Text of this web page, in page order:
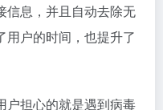
信息，并且自动去除无
用户的时间，也提升了
户担心的就是遇到病毒